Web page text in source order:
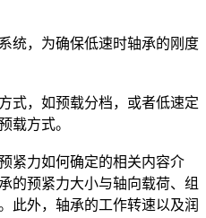
，为确保低速时轴承的刚度
，如预载分档，或者低速定
载方式。
力如何确定的相关内容介
的预紧力大小与轴向载荷、组
此外，轴承的工作转速以及润